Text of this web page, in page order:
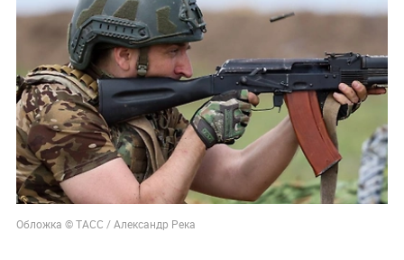
Обложка © ТАСС / Александр Река